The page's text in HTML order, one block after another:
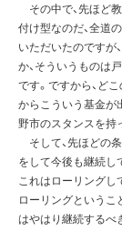
その中で、先ほど
付け型なのだ、全道
いただいたのですが
か、そういうものは
です。ですから、ど
からこういう基金が
野市のスタンスを持
そして、先ほどの
をして今後も継続し
これはローリングし
ローリングというこ
はやはり継続するべ